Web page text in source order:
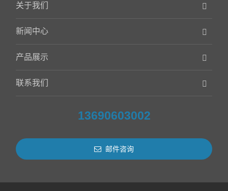
关于我们
新闻中心
产品展示
联系我们
13690603002
邮件咨询